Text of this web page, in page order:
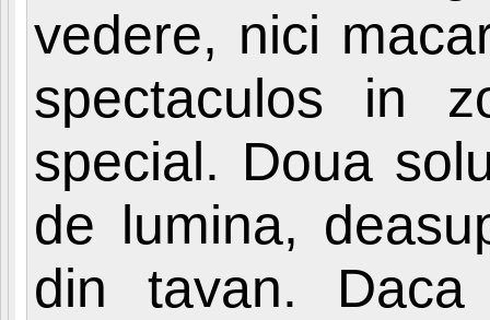
vedere, nici
spectaculos in
special. Doua
de lumina,
din tavan.